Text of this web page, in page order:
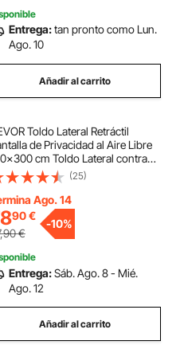
Entrega:tan pronto como Lun.
Ago. 10
Añadir al carrito
Toldo Lateral Retráctil
de Privacidad al Aire Libre
cm Toldo Lateral contra
Impermeable de Poliéster
m² Divisor de Habitación UV
para Patio, Jardín, Balcón, Gris
(25)
Ago. 14
90€
€
-10%
Entrega:Sáb. Ago. 8 - Mié.
Ago. 12
Añadir al carrito